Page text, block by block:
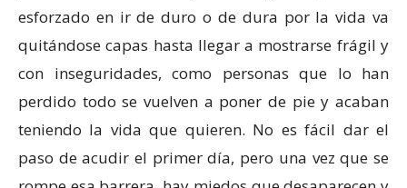
esforzado en ir de duro o de dura por la vida va
quitándose capas hasta llegar a mostrarse frágil y
con inseguridades, como personas que lo han
perdido todo se vuelven a poner de pie y acaban
teniendo la vida que quieren. No es fácil dar el
paso de acudir el primer día, pero una vez que se